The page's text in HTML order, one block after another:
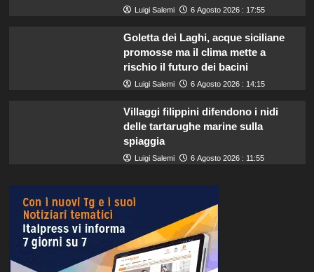
Luigi Salemi 6 Agosto 2026 : 17:55
Goletta dei Laghi, acque siciliane
promosse ma il clima mette a
rischio il futuro dei bacini
Luigi Salemi 6 Agosto 2026 : 14:15
Villaggi filippini difendono i nidi
delle tartarughe marine sulla
spiaggia
Luigi Salemi 6 Agosto 2026 : 11:55